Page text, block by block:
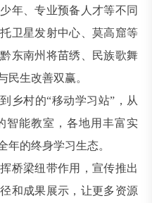
年、专业预备人才等不同
卫星发射中心、莫高窟等
东南州将苗绣、民族歌舞
民生改善双赢。
村的“移动学习站”，从
智能教室，各地用丰富实
年的终身学习生态。
梁纽带作用，宣传推出
和成果展示，让更多资源